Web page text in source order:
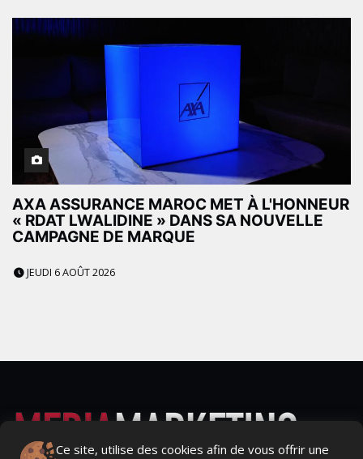
AXA ASSURANCE MAROC MET À L'HONNEUR
« RDAT LWALIDINE » DANS SA NOUVELLE
CAMPAGNE DE MARQUE
JEUDI 6 AOÛT 2026
Ce site, utilise des cookies afin de vous offrir une